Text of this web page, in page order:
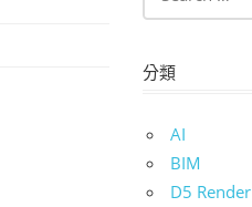
分類
AI
BIM
D5 Render